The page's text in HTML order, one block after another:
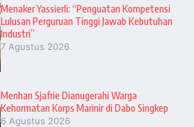
Menaker Yassierli: “Penguatan Kompetensi
Lulusan Perguruan Tinggi Jawab Kebutuhan
Industri”
7 Agustus 2026
Menhan Sjafrie Dianugerahi Warga
Kehormatan Korps Marinir di Dabo Singkep
6 Agustus 2026